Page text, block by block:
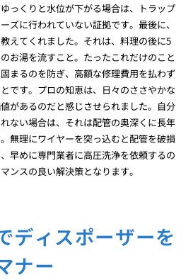
っくりと水位が下がる場合は、トラップ
ズに行われていない証拠です。最後に、
えてくれました。それは、料理の後に5
お湯を流すこと。たったこれだけのこと
まるのを防ぎ、高額な修理費用を払わず
です。プロの知恵は、日々のささやかな
があるのだと感じさせられました。自分
ない場合は、それは配管の奥深くに長年
無理にワイヤーを突っ込むと配管を破損
早めに専門業者に高圧洗浄を依頼するの
ンスの良い解決策となります。
ディスポーザーを
ナー